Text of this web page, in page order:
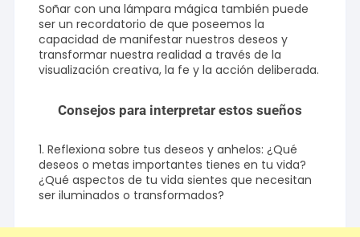
Soñar con una lámpara mágica también puede
ser un recordatorio de que poseemos la
capacidad de manifestar nuestros deseos y
transformar nuestra realidad a través de la
visualización creativa, la fe y la acción deliberada.
Consejos para interpretar estos sueños
1. Reflexiona sobre tus deseos y anhelos: ¿Qué
deseos o metas importantes tienes en tu vida?
¿Qué aspectos de tu vida sientes que necesitan
ser iluminados o transformados?